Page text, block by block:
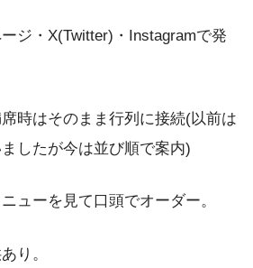
ジ・X(Twitter)・Instagramで発
時はそのまま行列に接続(以前は
したが今は並び順で案内)
ューを見て口頭でオーダー。
り。